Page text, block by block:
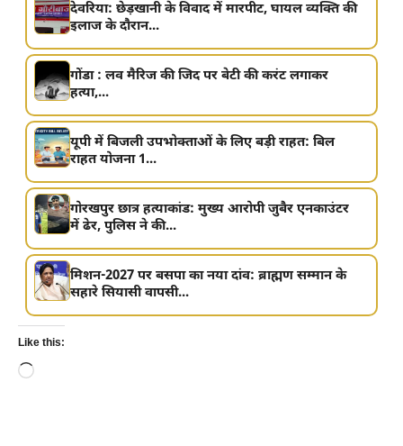
देवरिया: छेड़खानी के विवाद में मारपीट, घायल व्यक्ति की
इलाज के दौरान...
गोंडा : लव मैरिज की जिद पर बेटी की करंट लगाकर
हत्या,...
यूपी में बिजली उपभोक्ताओं के लिए बड़ी राहत: बिल
राहत योजना 1...
गोरखपुर छात्र हत्याकांड: मुख्य आरोपी जुबैर एनकाउंटर
में ढेर, पुलिस ने की...
मिशन-2027 पर बसपा का नया दांव: ब्राह्मण सम्मान के
सहारे सियासी वापसी...
Like this:
Loading…